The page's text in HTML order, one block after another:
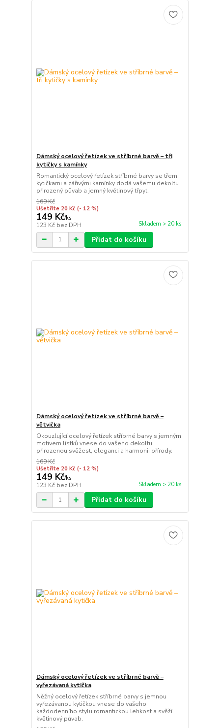
Dámský ocelový řetízek ve stříbrné barvě – tři
kytičky s kamínky
Romantický ocelový řetízek stříbrné barvy se třemi
kytičkami a zářivými kamínky dodá vašemu dekoltu
přirozený půvab a jemný květinový třpyt.
169 Kč
Ušetříte 20 Kč (- 12 %)
149 Kč/ks
123 Kč bez DPH Skladem > 20 ks
Přidat do košíku
Dámský ocelový řetízek ve stříbrné barvě –
větvička
Okouzlující ocelový řetízek stříbrné barvy s jemným
motivem lístků vnese do vašeho dekoltu
přirozenou svěžest, eleganci a harmonii přírody.
169 Kč
Ušetříte 20 Kč (- 12 %)
149 Kč/ks
123 Kč bez DPH Skladem > 20 ks
Přidat do košíku
Dámský ocelový řetízek ve stříbrné barvě –
vyřezávaná kytička
Něžný ocelový řetízek stříbrné barvy s jemnou
vyřezávanou kytičkou vnese do vašeho
každodenního stylu romantickou lehkost a svěží
květinový půvab.